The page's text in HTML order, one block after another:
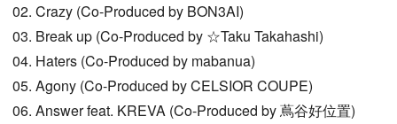
02. Crazy (Co-Produced by BON3AI)
03. Break up (Co-Produced by ☆Taku Takahashi)
04. Haters (Co-Produced by mabanua)
05. Agony (Co-Produced by CELSIOR COUPE)
06. Answer feat. KREVA (Co-Produced by 蔦谷好位置)